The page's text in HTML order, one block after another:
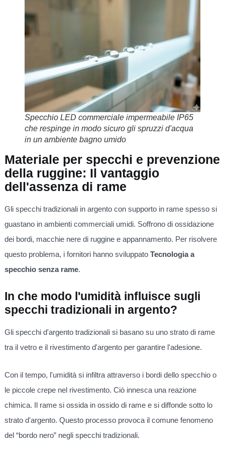
Specchio LED commerciale impermeabile IP65
che respinge in modo sicuro gli spruzzi d'acqua
in un ambiente bagno umido
Materiale per specchi e prevenzione
della ruggine: Il vantaggio
dell'assenza di rame
Gli specchi tradizionali in argento con supporto in rame spesso si
guastano in ambienti commerciali umidi. Soffrono di ossidazione
dei bordi, macchie nere di ruggine e appannamento. Per risolvere
questo problema, i fornitori hanno sviluppato Tecnologia a
specchio senza rame.
In che modo l'umidità influisce sugli
specchi tradizionali in argento?
Gli specchi d'argento tradizionali si basano su uno strato di rame
tra il vetro e il rivestimento d'argento per garantire l'adesione.
Con il tempo, l'umidità si infiltra attraverso i bordi dello specchio o
le piccole crepe nel rivestimento. Ciò innesca una reazione
chimica. Il rame si ossida in ossido di rame e si diffonde sotto lo
strato d'argento. Questo processo provoca il comune fenomeno
del “bordo nero” negli specchi tradizionali.